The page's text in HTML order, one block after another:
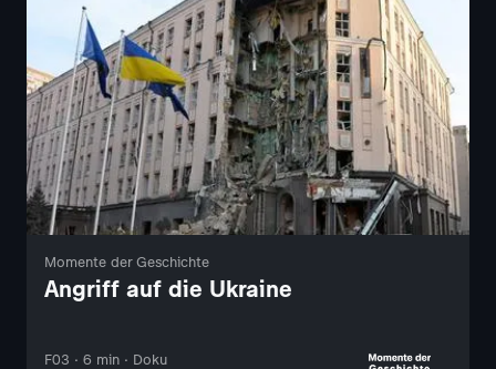
Momente der Geschichte
Angriff auf die Ukraine
F03 · 6 min · Doku